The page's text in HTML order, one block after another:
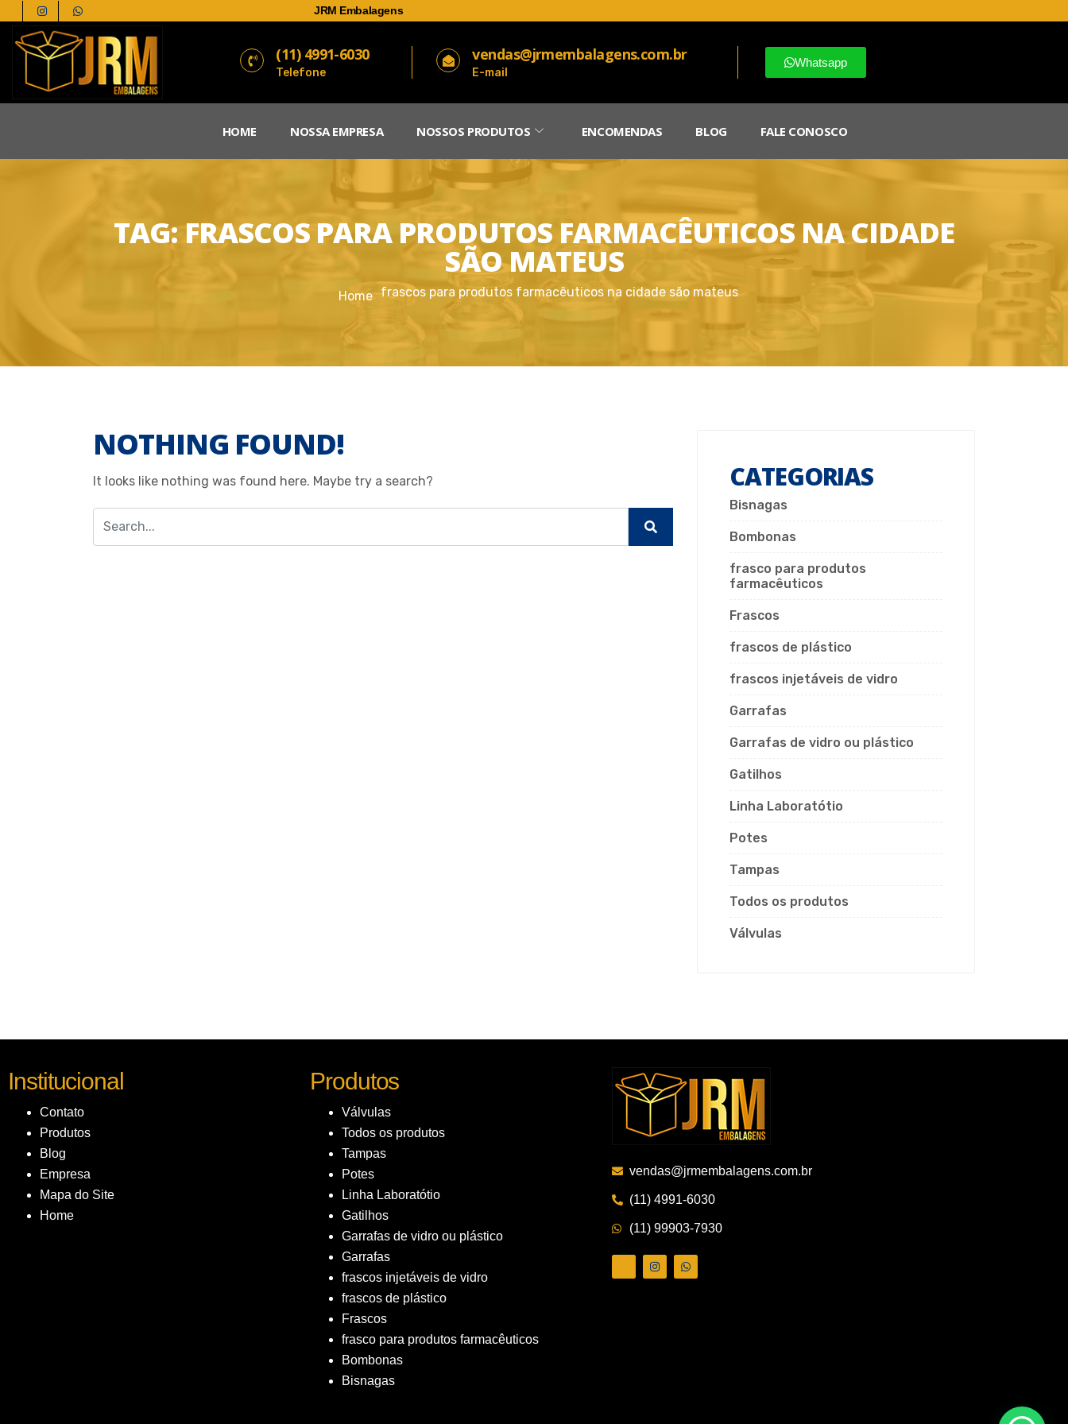
JRM Embalagens
(11) 4991-6030
Telefone
vendas@jrmembalagens.com.br
E-mail
Whatsapp
HOME NOSSA EMPRESA NOSSOS PRODUTOS ENCOMENDAS BLOG FALE CONOSCO
TAG:FRASCOS PARA PRODUTOS FARMACÊUTICOS NA CIDADE
SÃO MATEUS
Home frascos para produtos farmacêuticos na cidade são mateus
NOTHING FOUND!
It looks like nothing was found here. Maybe try a search? CATEGORIAS
Bisnagas
Bombonas
frasco para produtos
farmacêuticos
Frascos
frascos de plástico
frascos injetáveis de vidro
Garrafas
Garrafas de vidro ou plástico
Gatilhos
Linha Laboratótio
Potes
Tampas
Todos os produtos
Válvulas
Institucional
Contato
Produtos
Blog
Empresa
Mapa do Site
Home
Produtos
Válvulas
Todos os produtos
Tampas
Potes
Linha Laboratótio
Gatilhos
Garrafas de vidro ou plástico
Garrafas
frascos injetáveis de vidro
frascos de plástico
Frascos
frasco para produtos farmacêuticos
Bombonas
Bisnagas
vendas@jrmembalagens.com.br
(11) 4991-6030
(11) 99903-7930